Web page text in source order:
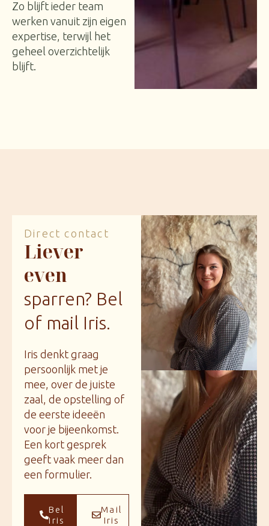
Zo blijft ieder team
werken vanuit zijn eigen
expertise, terwijl het
geheel overzichtelijk
blijft.
Direct contact
Liever
even
sparren? Bel
of mail Iris.
Iris denkt graag
persoonlijk met je
mee, over de juiste
zaal, de opstelling of
de eerste ideeën
voor je bijeenkomst.
Een kort gesprek
geeft vaak meer dan
een formulier.
Bel
Iris
Mail
Iris